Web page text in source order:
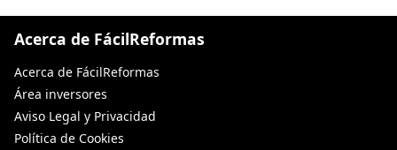
Acerca de FácilReformas
Acerca de FácilReformas
Área inversores
Aviso Legal y Privacidad
Política de Cookies